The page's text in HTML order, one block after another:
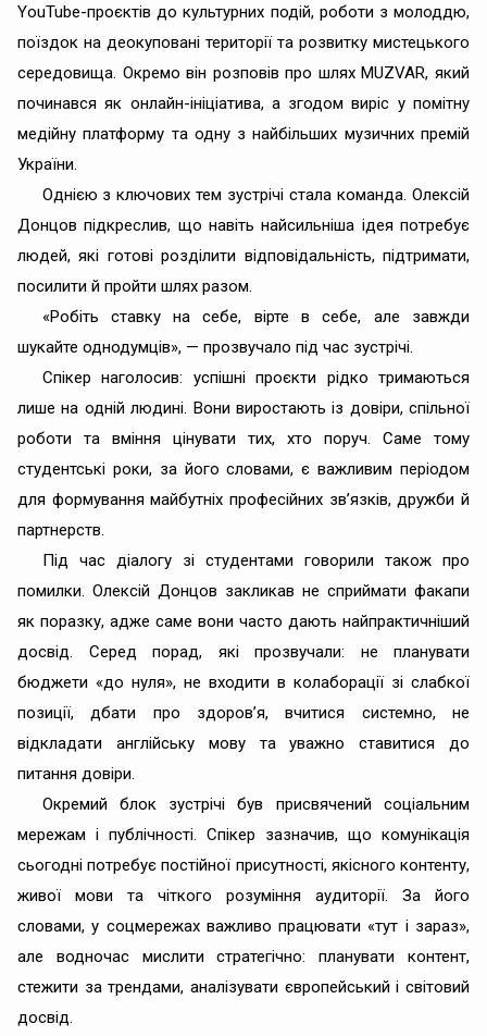
YouTube-проєктів до культурних подій, роботи з молоддю,
поїздок на деокуповані території та розвитку мистецького
середовища. Окремо він розповів про шлях MUZVAR, який
починався як онлайн-ініціатива, а згодом виріс у помітну
медійну платформу та одну з найбільших музичних премій
України.
Однією з ключових тем зустрічі стала команда. Олексій
Донцов підкреслив, що навіть найсильніша ідея потребує
людей, які готові розділити відповідальність, підтримати,
посилити й пройти шлях разом.
«Робіть ставку на себе, вірте в себе, але завжди
шукайте однодумців», — прозвучало під час зустрічі.
Спікер наголосив: успішні проєкти рідко тримаються
лише на одній людині. Вони виростають із довіри, спільної
роботи та вміння цінувати тих, хто поруч. Саме тому
студентські роки, за його словами, є важливим періодом
для формування майбутніх професійних зв’язків, дружби й
партнерств.
Під час діалогу зі студентами говорили також про
помилки. Олексій Донцов закликав не сприймати факапи
як поразку, адже саме вони часто дають найпрактичніший
досвід. Серед порад, які прозвучали: не планувати
бюджети «до нуля», не входити в колаборації зі слабкої
позиції, дбати про здоров’я, вчитися системно, не
відкладати англійську мову та уважно ставитися до
питання довіри.
Окремий блок зустрічі був присвячений соціальним
мережам і публічності. Спікер зазначив, що комунікація
сьогодні потребує постійної присутності, якісного контенту,
живої мови та чіткого розуміння аудиторії. За його
словами, у соцмережах важливо працювати «тут і зараз»,
але водночас мислити стратегічно: планувати контент,
стежити за трендами, аналізувати європейський і світовий
досвід.